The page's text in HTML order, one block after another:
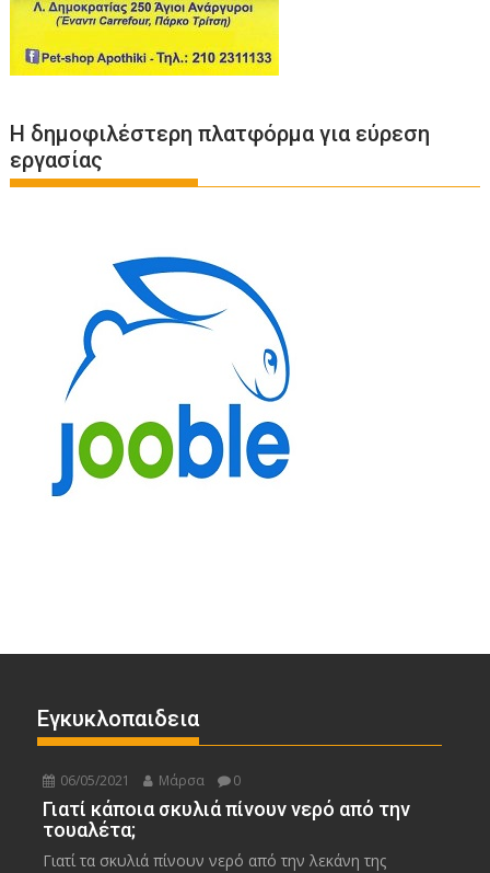
Η δημοφιλέστερη πλατφόρμα για εύρεση
εργασίας
Εγκυκλοπαιδεια
06/05/2021 Μάρσα 0
Γιατί κάποια σκυλιά πίνουν νερό από την
τουαλέτα;
Γιατί τα σκυλιά πίνουν νερό από την λεκάνη της